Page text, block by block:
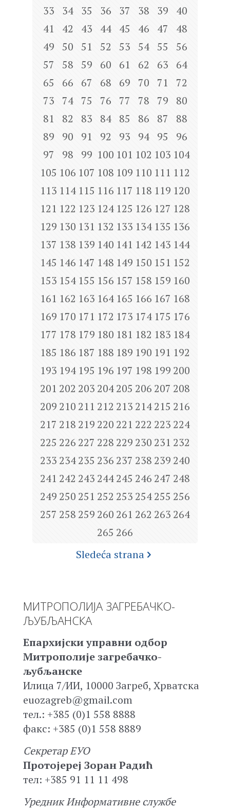
33
34 35 36 37 38 39
40
41
42 43 44 45 46 47
48
49
50 51 52 53 54 55
56
57
58 59 60 61 62 63
64
65
66 67 68 69 70 71
72
73
74 75 76 77 78 79
80
81
82 83 84 85 86 87
88
89
90 91 92 93 94 95
96
97
98 99 100 101 102 103 104
105 106 107 108 109 110 111 112
113 114 115 116 117 118 119 120
121 122 123 124 125 126 127 128
129 130 131 132 133 134 135 136
137 138 139 140 141 142 143 144
145 146 147 148 149 150 151 152
153 154 155 156 157 158 159 160
161 162 163 164 165 166 167 168
169 170 171 172 173 174 175 176
177 178 179 180 181 182 183 184
185 186 187 188 189 190 191 192
193 194 195 196 197 198 199 200
201 202 203 204205 206 207 208
209 210 211 212 213 214215 216
217 218 219 220 221 222 223 224
225 226 227 228 229 230 231 232
233 234235 236 237 238 239 240
241 242 243 244245 246 247 248
249 250 251 252 253 254255 256
257 258 259 260 261 262 263 264
265 266
Sledeća strana
МИТРОПОЛИЈА ЗАГРЕБАЧКО-
ЉУБЉАНСКА
Епархијски управни одбор
Митрополије загребачко-
љубљанске
Илица 7/ИИ, 10000 Загреб, Хрватска
euozagreb@gmail.com
тел.: +385 (0)1 558 8888
факс: +385 (0)1 558 8889
Секретар ЕУО
Протојереј Зоран Радић
тел: +385 91 11 11 498
Уредник Информативне службе